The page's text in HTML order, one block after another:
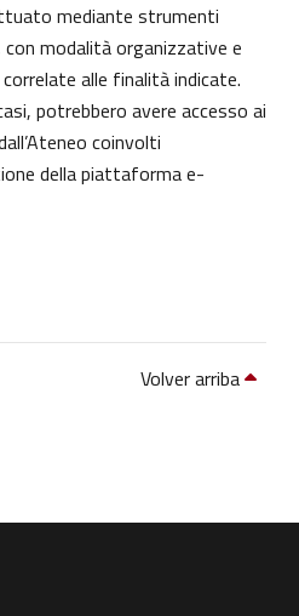
mediante strumenti
modalità organizzative e
alle finalità indicate.
potrebbero avere accesso ai
coinvolti
della piattaforma e-
Volver arriba